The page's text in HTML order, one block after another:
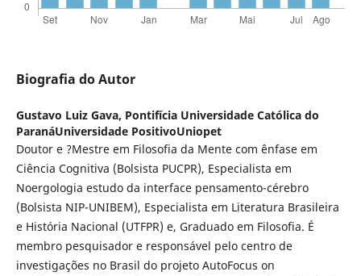
Biografia do Autor
Gustavo Luiz Gava, Pontifícia Universidade Católica do
ParanáUniversidade PositivoUniopet
Doutor e ?Mestre em Filosofia da Mente com ênfase em
Ciência Cognitiva (Bolsista PUCPR), Especialista em
Noergologia estudo da interface pensamento-cérebro
(Bolsista NIP-UNIBEM), Especialista em Literatura Brasileira
e História Nacional (UTFPR) e, Graduado em Filosofia. É
membro pesquisador e responsável pelo centro de
investigações no Brasil do projeto AutoFocus on